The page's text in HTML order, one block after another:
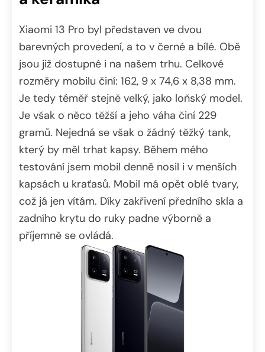
Xiaomi 13 Pro byl představen ve dvou
barevných provedení, a to v černé a bílé. Obě
jsou již dostupné i na našem trhu. Celkové
rozměry mobilu činí: 162, 9 x 74,6 x 8,38 mm.
Je tedy téměř stejně velký, jako loňský model.
Je však o něco těžší a jeho váha činí 229
gramů. Nejedná se však o žádný těžký tank,
který by měl trhat kapsy. Během mého
testování jsem mobil denně nosil i v menších
kapsách u kraťasů. Mobil má opět oblé tvary,
což já jen vítám. Díky zakřivení předního skla a
zadního krytu do ruky padne výborně a
příjemně se ovládá.